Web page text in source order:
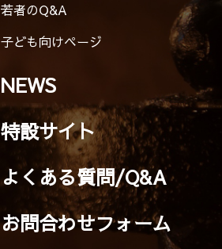
若者のQ&A
子ども向けページ
NEWS
特設サイト
よくある質問/Q&A
お問合わせフォーム